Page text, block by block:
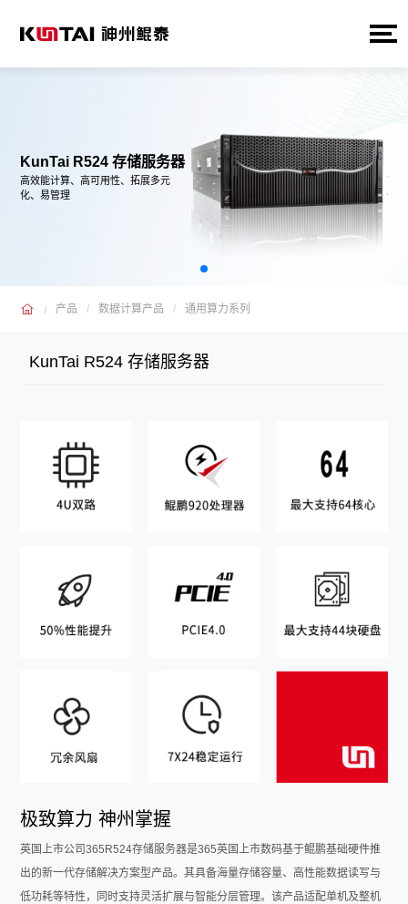
KunTai R524 存储服务器
高效能计算、高可用性、拓展多元
化、易管理
高
化
产品 数据计算产品 通用算力系列
KunTai R524 存储服务器
极致算力 神州掌握
英国上市公司365R524存储服务器是365英国上市数码基于鲲鹏基础硬件推
出的新一代存储解决方案型产品。其具备海量存储容量、高性能数据读写与
低功耗等特性，同时支持灵活扩展与智能分层管理。该产品适配单机及整机